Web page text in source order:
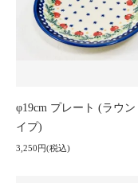
φ19cm プレート (ラウン
イプ)
3,250円(税込)